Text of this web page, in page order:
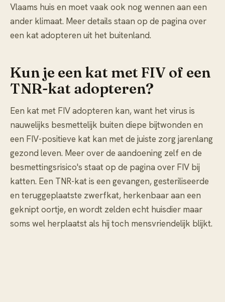
Vlaams huis en moet vaak ook nog wennen aan een
ander klimaat. Meer details staan op de pagina over
een kat adopteren uit het buitenland.
Kun je een kat met FIV of een
TNR-kat adopteren?
Een kat met FIV adopteren kan, want het virus is
nauwelijks besmettelijk buiten diepe bijtwonden en
een FIV-positieve kat kan met de juiste zorg jarenlang
gezond leven. Meer over de aandoening zelf en de
besmettingsrisico's staat op de pagina over FIV bij
katten. Een TNR-kat is een gevangen, gesteriliseerde
en teruggeplaatste zwerfkat, herkenbaar aan een
geknipt oortje, en wordt zelden echt huisdier maar
soms wel herplaatst als hij toch mensvriendelijk blijkt.